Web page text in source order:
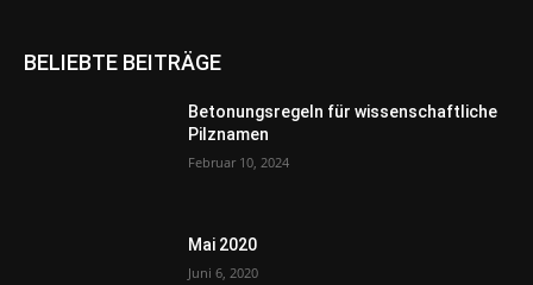
BELIEBTE BEITRÄGE
Betonungsregeln für wissenschaftliche
Pilznamen
Februar 10, 2024
Mai 2020
Juni 6, 2020